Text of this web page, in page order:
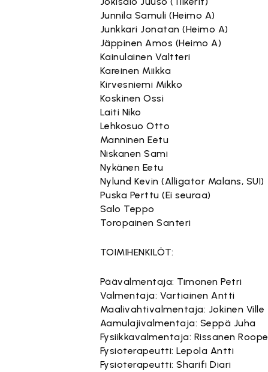
Junnila Samuli (Heimo A)
Junkkari Jonatan (Heimo A)
Jäppinen Amos (Heimo A)
Kainulainen Valtteri
Kareinen Miikka
Kirvesniemi Mikko
Koskinen Ossi
Laiti Niko
Lehkosuo Otto
Manninen Eetu
Niskanen Sami
Nykänen Eetu
Nylund Kevin (Alligator Malans, SUI)
Puska Perttu (Ei seuraa)
Salo Teppo
Toropainen Santeri
TOIMIHENKILÖT:
Päävalmentaja: Timonen Petri
Valmentaja: Vartiainen Antti
Maalivahtivalmentaja: Jokinen Ville
Aamulajivalmentaja: Seppä Juha
Fysiikkavalmentaja: Rissanen Roope
Fysioterapeutti: Lepola Antti
Fysioterapeutti: Sharifi Diari